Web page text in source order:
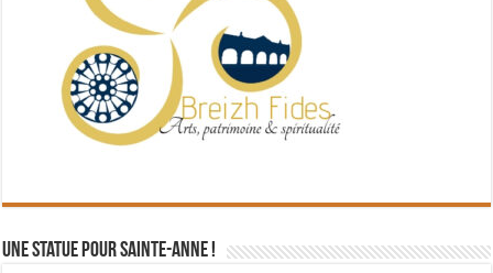
Une statue pour Sainte-Anne !